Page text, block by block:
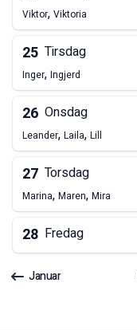
Viktor, Viktoria
25 Tirsdag
Inger, Ingjerd
26 Onsdag
Leander, Laila, Lill
27 Torsdag
Marina, Maren, Mira
28 Fredag
Januar